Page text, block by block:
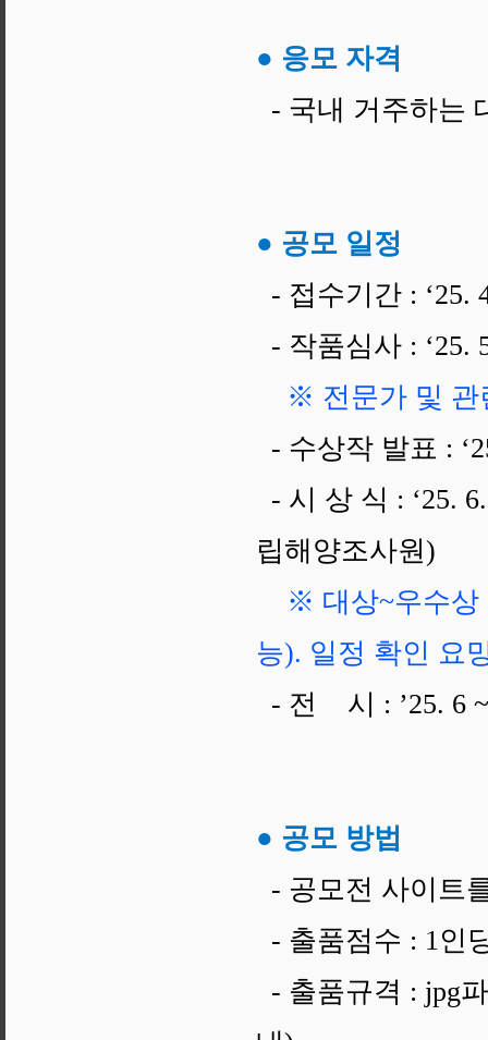
● 응모 자격
- 국내 거주하는
● 공모 일정
- 접수기간 : ‘25.
- 작품심사 : ‘25.
※ 전문가 및 관
- 수상작 발표 :
- 시 상 식 : ‘25.
립해양조사원)
※ 대상~우수상
능). 일정 확인 요
- 전 시 : ’25. 6
● 공모 방법
- 공모전 사이트
- 출품점수 : 1인
- 출품규격 : jpg